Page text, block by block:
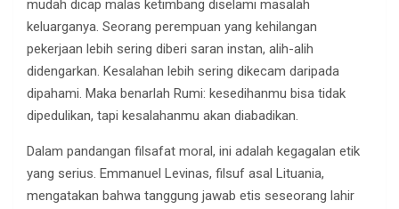
mudah dicap malas ketimbang diselami masalah
keluarganya. Seorang perempuan yang kehilangan
pekerjaan lebih sering diberi saran instan, alih-alih
didengarkan. Kesalahan lebih sering dikecam daripada
dipahami. Maka benarlah Rumi: kesedihanmu bisa tidak
dipedulikan, tapi kesalahanmu akan diabadikan.
Dalam pandangan filsafat moral, ini adalah kegagalan etik
yang serius. Emmanuel Levinas, filsuf asal Lituania,
mengatakan bahwa tanggung jawab etis seseorang lahir